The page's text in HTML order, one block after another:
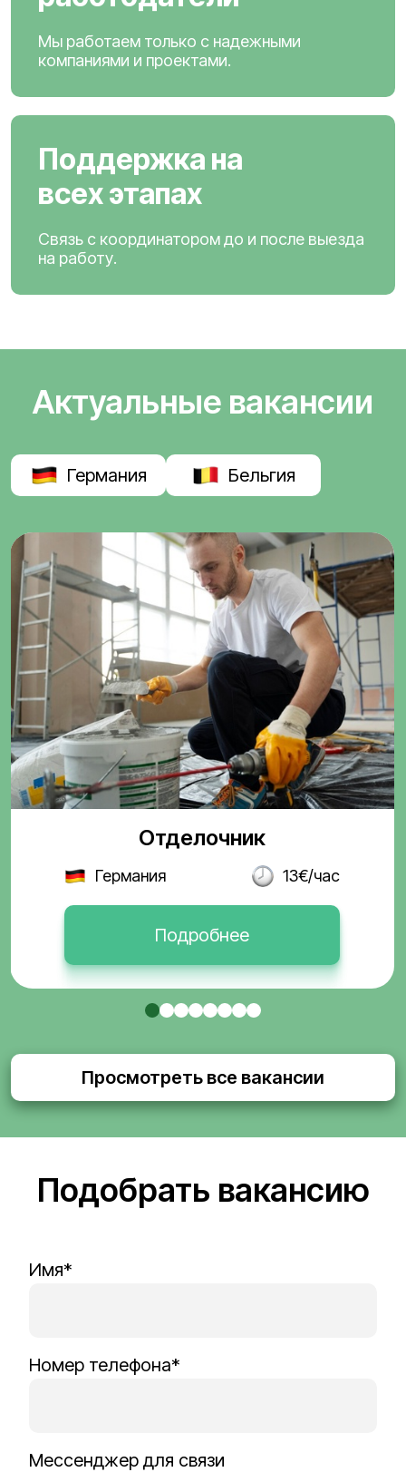
Мы работаем только с надежными
компаниями и проектами.
Поддержка на
всех этапах
Связь с координатором до и после выезда
на работу.
Актуальные вакансии
Германия Бельгия
Отделочник
Германия 13€/час
Подробнее
Просмотреть все вакансии
Подобрать вакансию
Имя*
Номер телефона*
Мессенджер для связи